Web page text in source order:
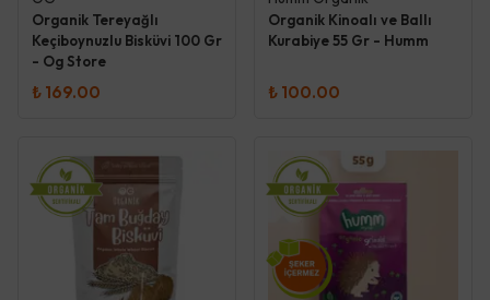
Organik Tereyağlı
Keçiboynuzlu Bisküvi 100 Gr
- Og Store
₺ 169.00
Organik Kinoalı ve Ballı
Kurabiye 55 Gr - Humm
₺ 100.00